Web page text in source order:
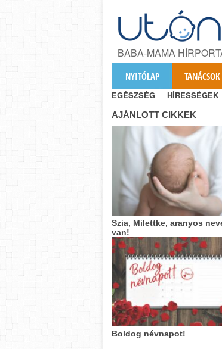
BABA-MAMA
NYITÓLAP TANÁCSOK
EGÉSZSÉG HÍRESSÉGEK
AJÁNLOTT CIKKEK
Szia, Milettke, aranyos
van!
Boldog névnapot!